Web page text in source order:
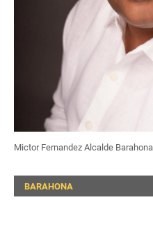
Mictor Fernandez Alcalde Barahona
BARAHONA